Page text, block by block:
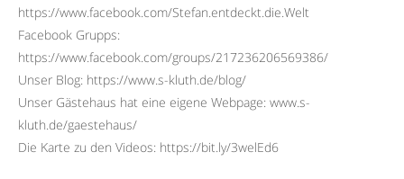
https://www.facebook.com/Stefan.entdeckt.die.Welt
Facebook Grupps:
https://www.facebook.com/groups/217236206569386/
Unser Blog: https://www.s-kluth.de/blog/
Unser Gästehaus hat eine eigene Webpage: www.s-
kluth.de/gaestehaus/
Die Karte zu den Videos: https://bit.ly/3welEd6